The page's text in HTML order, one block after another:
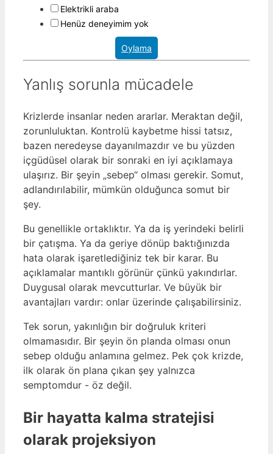
Elektrikli araba
Henüz deneyimim yok
Oylama
Yanlış sorunla mücadele
Krizlerde insanlar neden ararlar. Meraktan değil,
zorunluluktan. Kontrolü kaybetme hissi tatsız,
bazen neredeyse dayanılmazdır ve bu yüzden
içgüdüsel olarak bir sonraki en iyi açıklamaya
ulaşırız. Bir şeyin „sebep“ olması gerekir. Somut,
adlandırılabilir, mümkün olduğunca somut bir
şey.
Bu genellikle ortaklıktır. Ya da iş yerindeki belirli
bir çatışma. Ya da geriye dönüp baktığınızda
hata olarak işaretlediğiniz tek bir karar. Bu
açıklamalar mantıklı görünür çünkü yakındırlar.
Duygusal olarak mevcutturlar. Ve büyük bir
avantajları vardır: onlar üzerinde çalışabilirsiniz.
Tek sorun, yakınlığın bir doğruluk kriteri
olmamasıdır. Bir şeyin ön planda olması onun
sebep olduğu anlamına gelmez. Pek çok krizde,
ilk olarak ön plana çıkan şey yalnızca
semptomdur - öz değil.
Bir hayatta kalma stratejisi
olarak projeksiyon